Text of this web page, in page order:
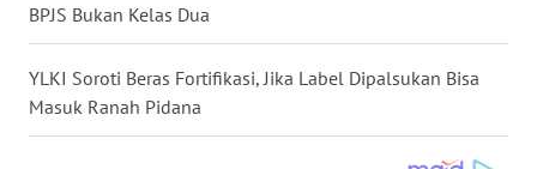
BPJS Bukan Kelas Dua
YLKI Soroti Beras Fortifikasi, Jika Label Dipalsukan Bisa
Masuk Ranah Pidana
WN
KALBAR
WN
KALTENG